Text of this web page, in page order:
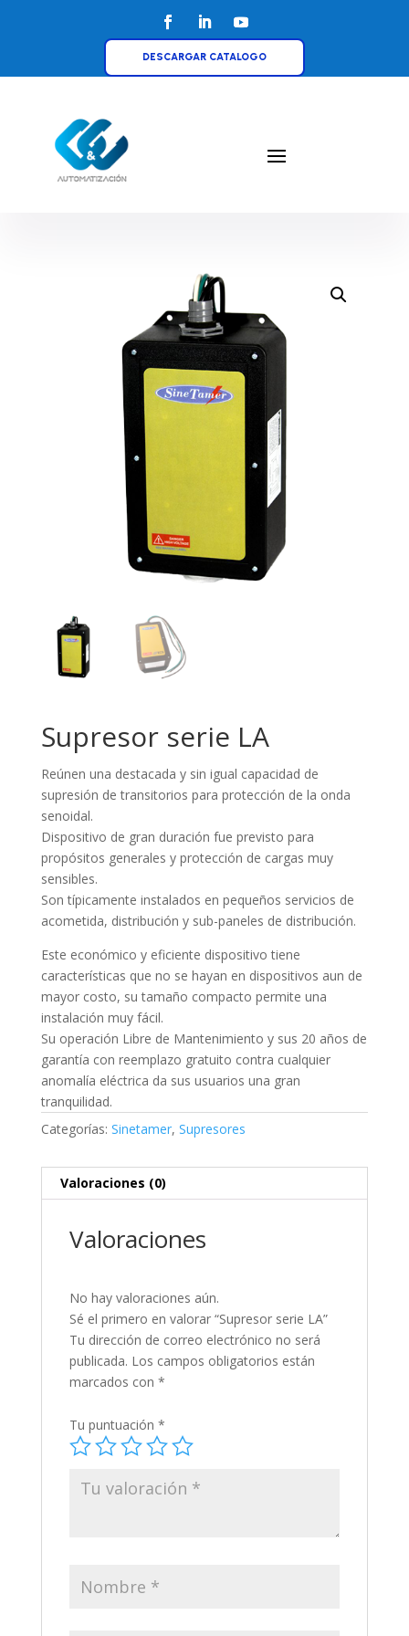
DESCARGAR CATALOGO
Supresor serie LA
Reúnen una destacada y sin igual capacidad de
supresión de transitorios para protección de la onda
senoidal.
Dispositivo de gran duración fue previsto para
propósitos generales y protección de cargas muy
sensibles.
Son típicamente instalados en pequeños servicios de
acometida, distribución y sub-paneles de distribución.
Este económico y eficiente dispositivo tiene
características que no se hayan en dispositivos aun de
mayor costo, su tamaño compacto permite una
instalación muy fácil.
Su operación Libre de Mantenimiento y sus 20 años de
garantía con reemplazo gratuito contra cualquier
anomalía eléctrica da sus usuarios una gran
tranquilidad.
Categorías: Sinetamer, Supresores
Valoraciones (0)
Valoraciones
No hay valoraciones aún.
Sé el primero en valorar “Supresor serie LA”
Tu dirección de correo electrónico no será
publicada. Los campos obligatorios están
marcados con *
Tu puntuación *